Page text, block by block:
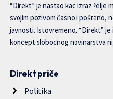
“Direkt” je nastao kao izraz želje
svojim pozivom časno i pošteno,
javnosti. Istovremeno, “Direkt” je
koncept slobodnog novinarstva
Direkt priče
Politika